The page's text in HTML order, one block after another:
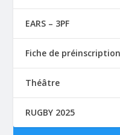
EARS – 3PF
Fiche de
Théâtre
RUGBY 2025